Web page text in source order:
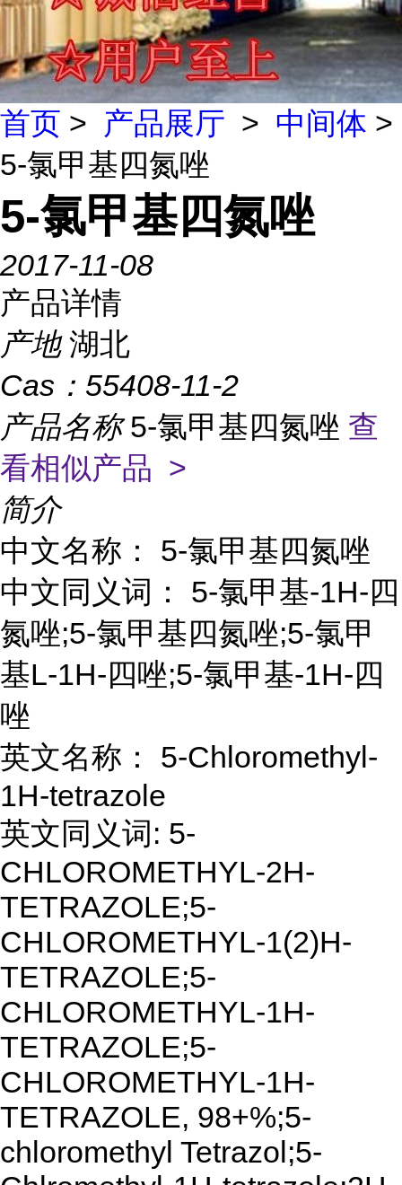
首页 > 产品展厅 > 中间体 >
5-氯甲基四氮唑
5-氯甲基四氮唑
2017-11-08
产品详情
产地 湖北
Cas： 55408-11-2
产品名称5-氯甲基四氮唑 查
看相似产品 >
简介
中文名称： 5-氯甲基四氮唑
中文同义词： 5-氯甲基-1H-四
氮唑;5-氯甲基四氮唑;5-氯甲
基L-1H-四唑;5-氯甲基-1H-四
唑
英文名称： 5-Chloromethyl-
1H-tetrazole
英文同义词: 5-
CHLOROMETHYL-2H-
TETRAZOLE;5-
CHLOROMETHYL-1(2)H-
TETRAZOLE;5-
CHLOROMETHYL-1H-
TETRAZOLE;5-
CHLOROMETHYL-1H-
TETRAZOLE, 98+%;5-
chloromethyl Tetrazol;5-